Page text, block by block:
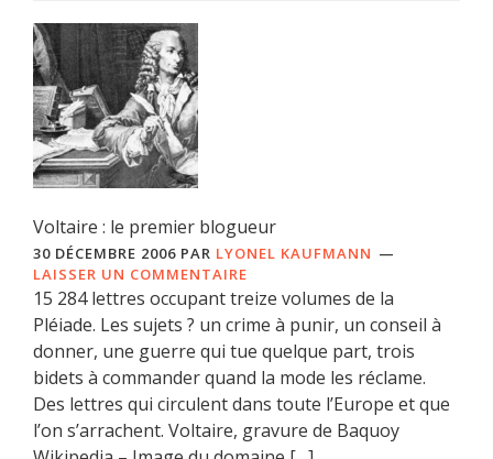
Voltaire : le premier blogueur
30 DÉCEMBRE 2006 PAR LYONEL KAUFMANN
LAISSER UN COMMENTAIRE
15 284 lettres occupant treize volumes de la
Pléiade. Les sujets ? un crime à punir, un conseil à
donner, une guerre qui tue quelque part, trois
bidets à commander quand la mode les réclame.
Des lettres qui circulent dans toute l’Europe et que
l’on s’arrachent. Voltaire, gravure de Baquoy